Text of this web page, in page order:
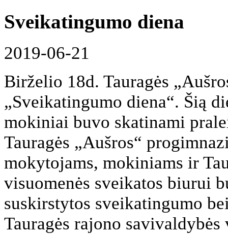
Sveikatingumo diena
2019-06-21
Birželio 18d. Tauragės
„Sveikatingumo diena“. Šią
mokiniai buvo skatinami
Tauragės „Aušros“
mokytojams, mokiniams ir
visuomenės sveikatos biurui
suskirstytos sveikatingumo
Tauragės rajono